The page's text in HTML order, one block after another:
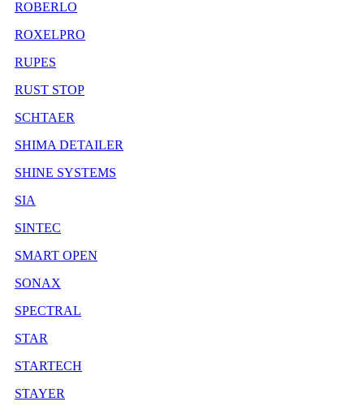
ROBERLO
ROXELPRO
RUPES
RUST STOP
SCHTAER
SHIMA DETAILER
SHINE SYSTEMS
SIA
SINTEC
SMART OPEN
SONAX
SPECTRAL
STAR
STARTECH
STAYER